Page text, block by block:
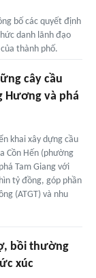
bố các quyết định
danh lãnh đạo
thành phố.
cây cầu
Hương và phá
khai xây dựng cầu
Cồn Hến (phường
Tam Giang với
tỷ đồng, góp phần
(ATGT) và nhu
bồi thường
xúc